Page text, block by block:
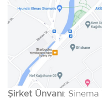
Şirket Ünvanı: Sinema